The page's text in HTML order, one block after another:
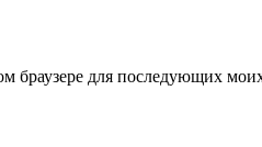
браузере для последующих